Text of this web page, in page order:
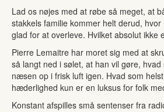
Lad os nøjes med at røbe så meget, at
stakkels familie kommer helt derud,
glad for at overleve. Hvilket absolut ikke
Pierre Lemaitre har moret sig med at
så langt ned i sølet, at han vil gøre,
næsen op i frisk luft igen. Hvad som
hæderlighed kun er en luksus for folk
Konstant afspilles små sentenser fra